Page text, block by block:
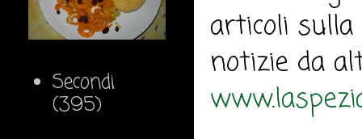
articoli
notizie da
Secondi
(395)